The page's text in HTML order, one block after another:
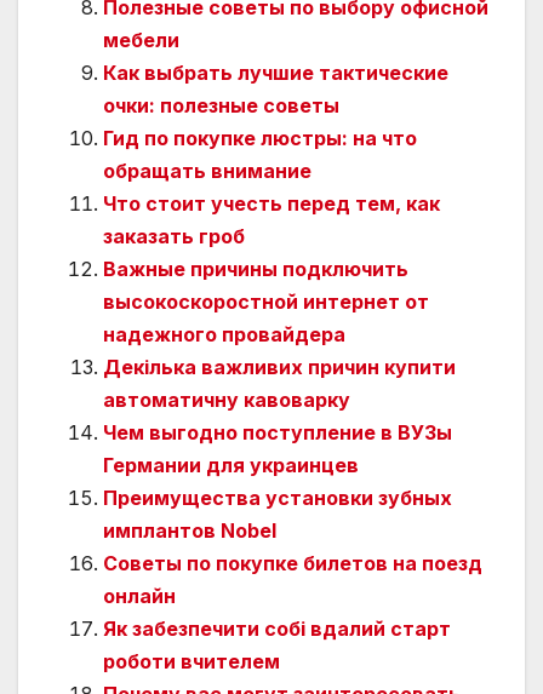
Полезные советы по выбору офисной
мебели
Как выбрать лучшие тактические
очки: полезные советы
Гид по покупке люстры: на что
обращать внимание
Что стоит учесть перед тем, как
заказать гроб
Важные причины подключить
высокоскоростной интернет от
надежного провайдера
Декілька важливих причин купити
автоматичну кавоварку
Чем выгодно поступление в ВУЗы
Германии для украинцев
Преимущества установки зубных
имплантов Nobel
Советы по покупке билетов на поезд
онлайн
Як забезпечити собі вдалий старт
роботи вчителем